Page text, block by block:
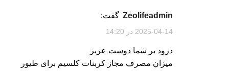
zeolifeadmin گفت:
2025-04-14 در 14:20
درود بر شما دوست عزیز
میزان مصرف مجاز کربنات کلسیم برای طیور